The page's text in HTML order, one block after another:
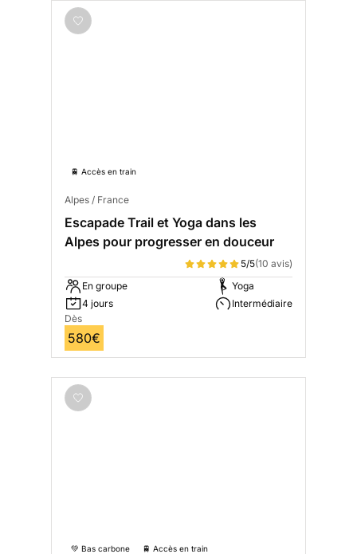
🚆 Accès en train
Alpes / France
Escapade Trail et Yoga dans les
Alpes pour progresser en douceur
5/5(10 avis)
En groupe
4 jours
Yoga
Intermédiaire
Dès
580€
💚 Bas carbone 🚆 Accès en train